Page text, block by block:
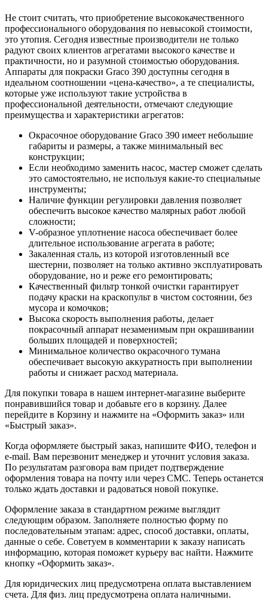
Не стоит считать, что приобретение высококачественного
профессионального оборудования по невысокой стоимости,
это утопия. Сегодня известные производители не только
радуют своих клиентов агрегатами высокого качестве и
практичности, но и разумной стоимостью оборудования.
Аппараты для покраски Graco 390 доступны сегодня в
идеальном соотношении «цена-качество», а те специалисты,
которые уже используют такие устройства в
профессиональной деятельности, отмечают следующие
преимущества и характеристики агрегатов:
Окрасочное оборудование Graco 390 имеет небольшие
габариты и размеры, а также минимальный вес
конструкции;
Если необходимо заменить насос, мастер сможет сделать
это самостоятельно, не используя какие-то специальные
инструменты;
Наличие функции регулировки давления позволяет
обеспечить высокое качество малярных работ любой
сложности;
V-образное уплотнение насоса обеспечивает более
длительное использование агрегата в работе;
Закаленная сталь, из которой изготовленный все
шестерни, позволяет на только активно эксплуатировать
оборудование, но и реже его ремонтировать;
Качественный фильтр тонкой очистки гарантирует
подачу краски на краскопульт в чистом состоянии, без
мусора и комочков;
Высока скорость выполнения работы, делает
покрасочный аппарат незаменимым при окрашивании
больших площадей и поверхностей;
Минимальное количество окрасочного тумана
обеспечивает высокую аккуратность при выполнении
работы и снижает расход материала.
Для покупки товара в нашем интернет-магазине выберите
понравившийся товар и добавьте его в корзину. Далее
перейдите в Корзину и нажмите на «Оформить заказ» или
«Быстрый заказ».
Когда оформляете быстрый заказ, напишите ФИО, телефон и
e-mail. Вам перезвонит менеджер и уточнит условия заказа.
По результатам разговора вам придет подтверждение
оформления товара на почту или через СМС. Теперь останется
только ждать доставки и радоваться новой покупке.
Оформление заказа в стандартном режиме выглядит
следующим образом. Заполняете полностью форму по
последовательным этапам: адрес, способ доставки, оплаты,
данные о себе. Советуем в комментарии к заказу написать
информацию, которая поможет курьеру вас найти. Нажмите
кнопку «Оформить заказ».
Для юридических лиц предусмотрена оплата выставлением
счета. Для физ. лиц предусмотрена оплата наличными.